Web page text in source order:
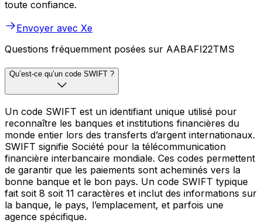
toute confiance.
Envoyer avec Xe
Questions fréquemment posées sur AABAFI22TMS
Qu’est-ce qu’un code SWIFT ?
Un code SWIFT est un identifiant unique utilisé pour
reconnaître les banques et institutions financières du
monde entier lors des transferts d’argent internationaux.
SWIFT signifie Société pour la télécommunication
financière interbancaire mondiale. Ces codes permettent
de garantir que les paiements sont acheminés vers la
bonne banque et le bon pays. Un code SWIFT typique
fait soit 8 soit 11 caractères et inclut des informations sur
la banque, le pays, l’emplacement, et parfois une
agence spécifique.